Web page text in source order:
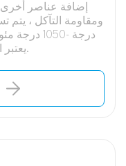
إضافة عناصر
درجة -1050
يعتبر الفولاذ المارتنسيتي مغناطيسيًا حديديًا.